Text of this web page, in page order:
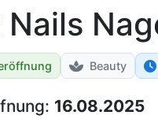
Nails
Beauty
16.08.2025